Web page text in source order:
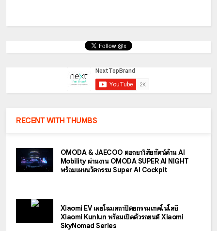
RECENT WITH THUMBS
OMODA & JAECOO ตอกย้ำวิสัยทัศน์ด้าน AI
Mobility ผ่านงาน OMODA SUPER AI NIGHT
พร้อมเผยนวัตกรรม Super AI Cockpit
Xiaomi EV เผยโฉมสถาปัตยกรรมเทคโนโลยี
Xiaomi Kunlun พร้อมเปิดตัวรถยนต์ Xiaomi
SkyNomad Series